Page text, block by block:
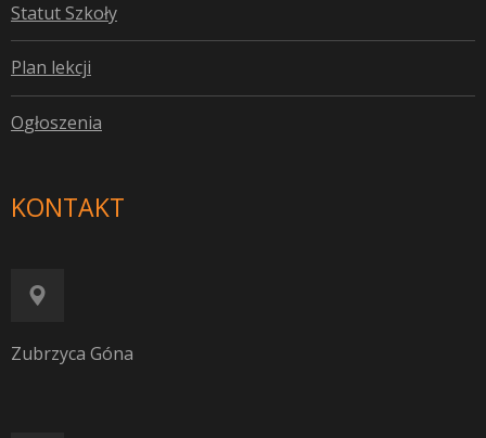
Statut Szkoły
Plan lekcji
Ogłoszenia
KONTAKT
Zubrzyca Góna